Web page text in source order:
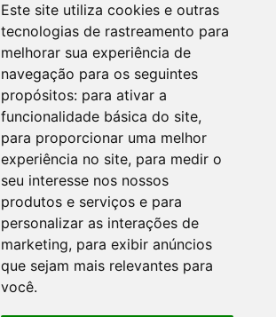
Este site utiliza cookies e outras
tecnologias de rastreamento para
melhorar sua experiência de
navegação para os seguintes
propósitos: para ativar a
funcionalidade básica do site,
para proporcionar uma melhor
experiência no site, para medir o
seu interesse nos nossos
produtos e serviços e para
personalizar as interações de
marketing, para exibir anúncios
que sejam mais relevantes para
você.